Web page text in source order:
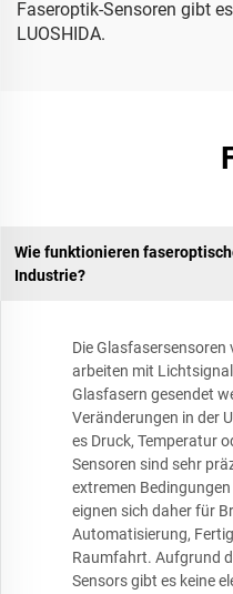
Faseroptik-Sensoren gibt
LUOSHIDA.
Wie funktionieren
Industrie?
Die Glasfasersensoren
arbeiten mit
Glasfasern gesendet
Veränderungen in der
es Druck, Temperatur
Sensoren sind sehr
extremen
eignen sich daher für
Automatisierung,
Raumfahrt. Aufgrund
Sensors gibt es keine